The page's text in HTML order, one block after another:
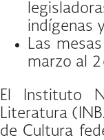
indígenas
Las
marzo al
El Instituto
Literatura
de Cultura